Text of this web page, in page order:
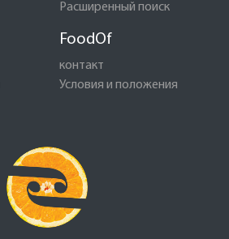
Расширенный поиск
FoodOf
контакт
Условия и положения